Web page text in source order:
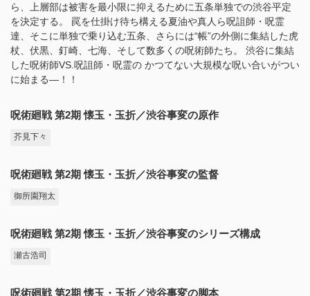
ら、上層部は被害を最小限に抑えるために五条単独での渋谷平定
を決定する。 罠を仕掛け待ち構える夏油や真人ら呪詛師・呪霊
達、そこに単独で乗り込む五条、さらには“帳”の外側に集結した虎
杖、伏黒、釘崎、七海、そして数多くの呪術師たち。 渋谷に集結
した呪術師VS.呪詛師・呪霊の かつてない大規模な呪い合いがつい
に始まる―！！
呪術廻戦 第2期 懐玉・玉折／渋谷事変の原作
芥見下々
呪術廻戦 第2期 懐玉・玉折／渋谷事変の監督
御所園翔太
呪術廻戦 第2期 懐玉・玉折／渋谷事変のシリーズ構成
瀬古浩司
呪術廻戦 第2期 懐玉・玉折／渋谷事変の脚本